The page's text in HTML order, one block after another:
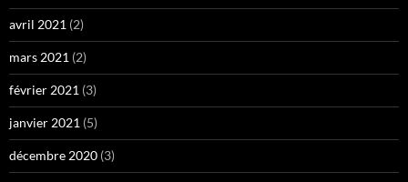
avril 2021 (2)
mars 2021 (2)
février 2021 (3)
janvier 2021 (5)
décembre 2020 (3)